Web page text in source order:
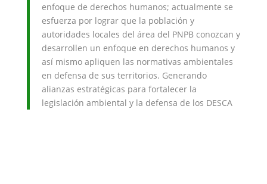
enfoque de derechos humanos; actualmente se
esfuerza por lograr que la población y
autoridades locales del área del PNPB conozcan y
desarrollen un enfoque en derechos humanos y
así mismo apliquen las normativas ambientales
en defensa de sus territorios. Generando
alianzas estratégicas para fortalecer la
legislación ambiental y la defensa de los DESCA